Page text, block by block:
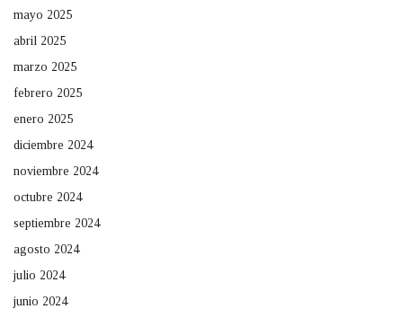
mayo 2025
abril 2025
marzo 2025
febrero 2025
enero 2025
diciembre 2024
noviembre 2024
octubre 2024
septiembre 2024
agosto 2024
julio 2024
junio 2024